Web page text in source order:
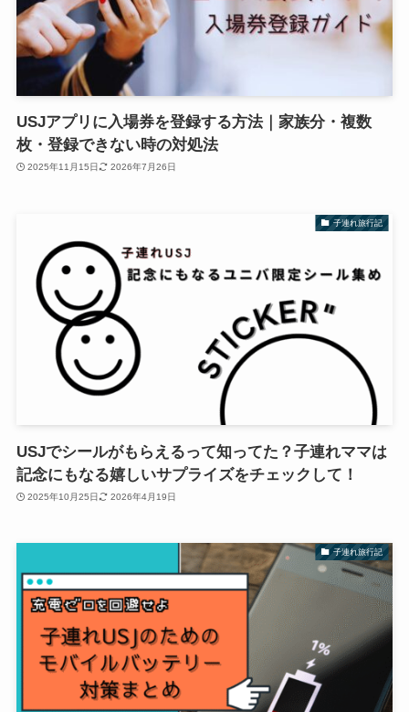
USJアプリに入場券を登録する方法｜家族分・複数
枚・登録できない時の対処法
2025年11月15日 2026年7月26日
子連れ旅行記
USJでシールがもらえるって知ってた？子連れママは
記念にもなる嬉しいサプライズをチェックして！
2025年10月25日 2026年4月19日
子連れ旅行記